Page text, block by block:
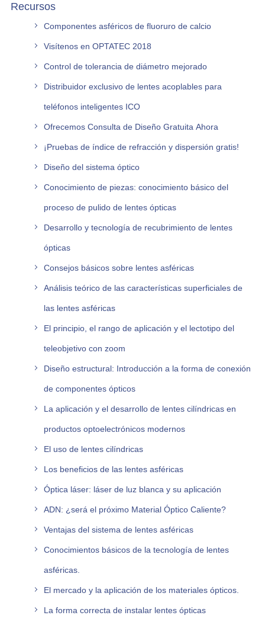
Recursos
Componentes asféricos de fluoruro de calcio
Visítenos en OPTATEC 2018
Control de tolerancia de diámetro mejorado
Distribuidor exclusivo de lentes acoplables para
teléfonos inteligentes ICO
Ofrecemos Consulta de Diseño Gratuita Ahora
¡Pruebas de índice de refracción y dispersión gratis!
Diseño del sistema óptico
Conocimiento de piezas: conocimiento básico del
proceso de pulido de lentes ópticas
Desarrollo y tecnología de recubrimiento de lentes
ópticas
Consejos básicos sobre lentes asféricas
Análisis teórico de las características superficiales de
las lentes asféricas
El principio, el rango de aplicación y el lectotipo del
teleobjetivo con zoom
Diseño estructural: Introducción a la forma de conexión
de componentes ópticos
La aplicación y el desarrollo de lentes cilíndricas en
productos optoelectrónicos modernos
El uso de lentes cilíndricas
Los beneficios de las lentes asféricas
Óptica láser: láser de luz blanca y su aplicación
ADN: ¿será el próximo Material Óptico Caliente?
Ventajas del sistema de lentes asféricas
Conocimientos básicos de la tecnología de lentes
asféricas.
El mercado y la aplicación de los materiales ópticos.
La forma correcta de instalar lentes ópticas